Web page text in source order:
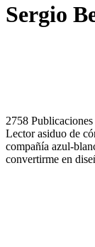
Sergio
2758 Publicaciones
Lector asiduo de
compañía azul-
convertirme en